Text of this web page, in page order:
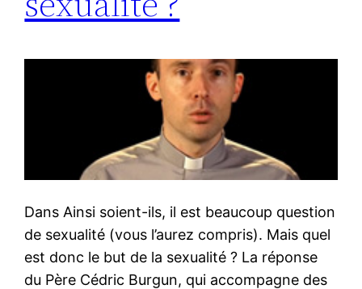
Dans Ainsi soient-ils, il est beaucoup question
de sexualité (vous l’aurez compris). Mais quel
est donc le but de la sexualité ? La réponse
du Père Cédric Burgun, qui accompagne des